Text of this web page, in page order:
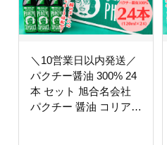
＼10営業日以内発送／
パクチー醤油 300% 24
本 セット 旭合名会社
パクチー 醤油 コリアン